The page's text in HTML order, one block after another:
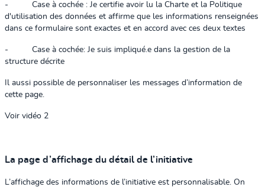
-
Case à cochée : Je certifie avoir lu la Charte et la Politique
d'utilisation des données et affirme que les informations renseignées
dans ce formulaire sont exactes et en accord avec ces deux textes
-
Case à cochée: Je suis impliqué.e dans la gestion de la
structure décrite
Il aussi possible de personnaliser les messages d’information de
cette page.
Voir vidéo 2
La page d’affichage du détail de l’initiative
L’affichage des informations de l’initiative est personnalisable. On